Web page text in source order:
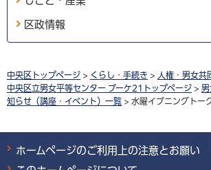
区政情報
中央区トップページ > くらし・手続き > 人権・男女共
中央区立男女平等センター ブーケ21トップページ > 男
知らせ（講座・イベント）一覧 > 水曜イブニングトー
ホームページのご利用上の注意とお願い